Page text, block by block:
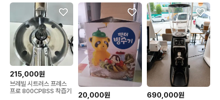
215,000원
브레빌 시트러스 프레스
프로 800CPBSS 착즙기
20,000원 690,000원